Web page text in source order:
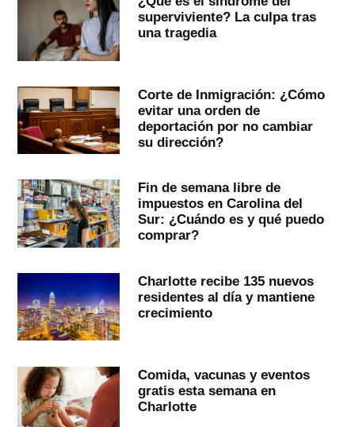
superviviente? La culpa tras
una tragedia
Corte de Inmigración: ¿Cómo
evitar una orden de
deportación por no cambiar
su dirección?
Fin de semana libre de
impuestos en Carolina del
Sur: ¿Cuándo es y qué puedo
comprar?
Charlotte recibe 135 nuevos
residentes al día y mantiene
crecimiento
Comida, vacunas y eventos
gratis esta semana en
Charlotte